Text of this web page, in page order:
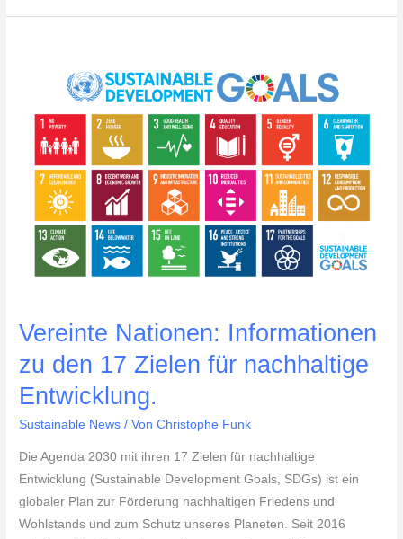
TRANSFORMATION?
Vereinte Nationen: Informationen
zu den 17 Zielen für nachhaltige
Entwicklung.
Sustainable News / VonChristophe Funk
Die Agenda 2030 mit ihren 17 Zielen für nachhaltige
Entwicklung (Sustainable Development Goals, SDGs) ist ein
globaler Plan zur Förderung nachhaltigen Friedens und
Wohlstands und zum Schutz unseres Planeten. Seit 2016